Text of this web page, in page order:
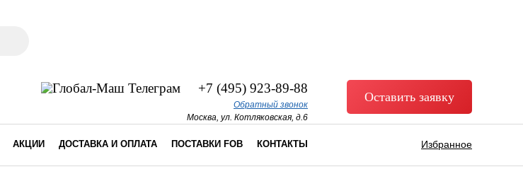
+7 (495) 923-89-88
Обратный звонок
Москва, ул. Котляковская, д.6
Оставить заявку
АКЦИИ ДОСТАВКА И ОПЛАТА ПОСТАВКИ FOB КОНТАКТЫ Избранное